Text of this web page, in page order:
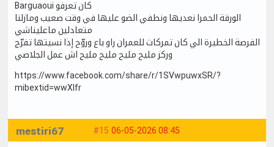
Barguaoui كان تعرفو
الورقة الحمرا نعديها ونطفي الضو عليها في وقت صعيب ومازلنا
متعادلين ماعليناشي
الفرصة الخطيرة الي كان تمركات للعمران راو باع وروّح إذا نسيتها تفرّج
وركز مليح مليح مليح مليح اش عمل الجلاصي
https://www.facebook.com/share/r/1SVwpuwxSR/?
mibextid=wwXIfr
#15 06-05-2026 08:45
mestiri67